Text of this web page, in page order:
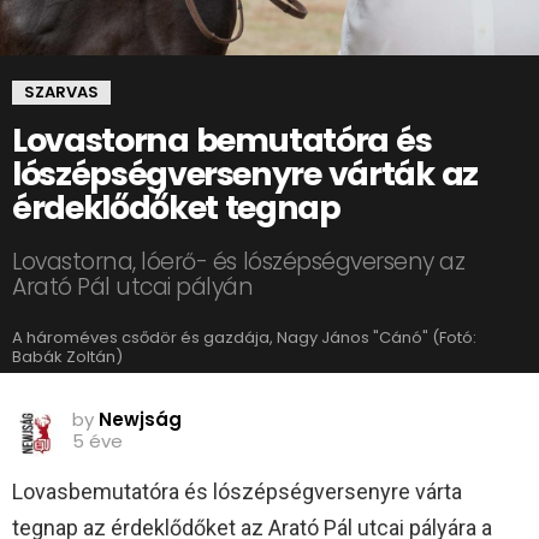
SZARVAS
Lovastorna bemutatóra és
lószépségversenyre várták az
érdeklődőket tegnap
Lovastorna, lóerő- és lószépségverseny az
Arató Pál utcai pályán
A hároméves csődör és gazdája, Nagy János "Cánó" (Fotó:
Babák Zoltán)
by Newjság
5 éve
Lovasbemutatóra és lószépségversenyre várta
tegnap az érdeklődőket az Arató Pál utcai pályára a